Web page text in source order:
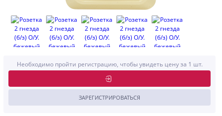
Необходимо пройти регистрацию, чтобы увидеть цену за 1 шт.
ЗАРЕГИСТРИРОВАТЬСЯ